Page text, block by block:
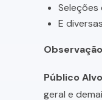
E
Público
geral e